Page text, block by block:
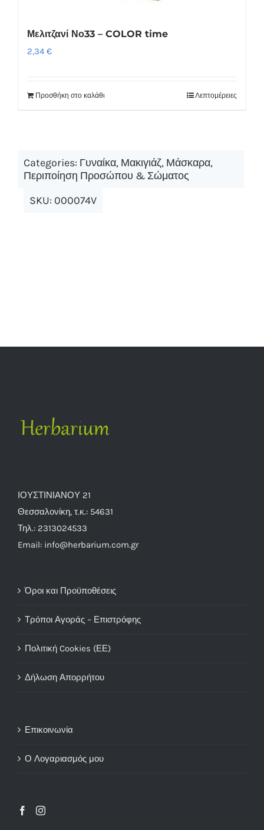
Μελιτζανί Νο33 – COLOR time
2,34 €
Προσθήκη στο καλάθι Λεπτομέρειες
Categories: Γυναίκα, Μακιγιάζ, Μάσκαρα,
Περιποίηση Προσώπου & Σώματος
SKU: 000074V
ΙΟΥΣΤΙΝΙΑΝΟΥ 21
Θεσσαλονίκη, τ.κ.: 54631
Τηλ.: 2313024533
Email: info@herbarium.com.gr
Όροι και Προϋποθέσεις
Τρόποι Αγοράς – Επιστρόφης
Πολιτική Cookies (ΕΕ)
Δήλωση Απορρήτου
Επικοινωνία
Ο Λογαριασμός μου